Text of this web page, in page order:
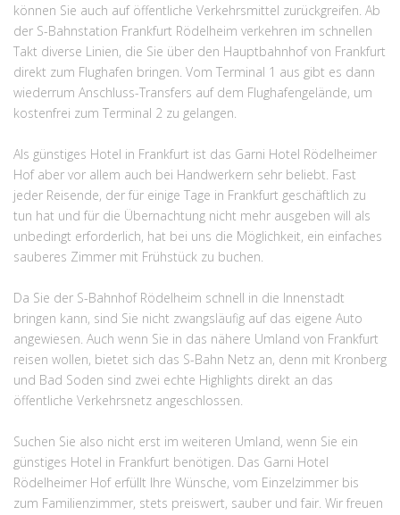
können Sie auch auf öffentliche Verkehrsmittel zurückgreifen. Ab
der S-Bahnstation Frankfurt Rödelheim verkehren im schnellen
Takt diverse Linien, die Sie über den Hauptbahnhof von Frankfurt
direkt zum Flughafen bringen. Vom Terminal 1 aus gibt es dann
wiederrum Anschluss-Transfers auf dem Flughafengelände, um
kostenfrei zum Terminal 2 zu gelangen.
Als günstiges Hotel in Frankfurt ist das Garni Hotel Rödelheimer
Hof aber vor allem auch bei Handwerkern sehr beliebt. Fast
jeder Reisende, der für einige Tage in Frankfurt geschäftlich zu
tun hat und für die Übernachtung nicht mehr ausgeben will als
unbedingt erforderlich, hat bei uns die Möglichkeit, ein einfaches
sauberes Zimmer mit Frühstück zu buchen.
Da Sie der S-Bahnhof Rödelheim schnell in die Innenstadt
bringen kann, sind Sie nicht zwangsläufig auf das eigene Auto
angewiesen. Auch wenn Sie in das nähere Umland von Frankfurt
reisen wollen, bietet sich das S-Bahn Netz an, denn mit Kronberg
und Bad Soden sind zwei echte Highlights direkt an das
öffentliche Verkehrsnetz angeschlossen.
Suchen Sie also nicht erst im weiteren Umland, wenn Sie ein
günstiges Hotel in Frankfurt benötigen. Das Garni Hotel
Rödelheimer Hof erfüllt Ihre Wünsche, vom Einzelzimmer bis
zum Familienzimmer, stets preiswert, sauber und fair. Wir freuen